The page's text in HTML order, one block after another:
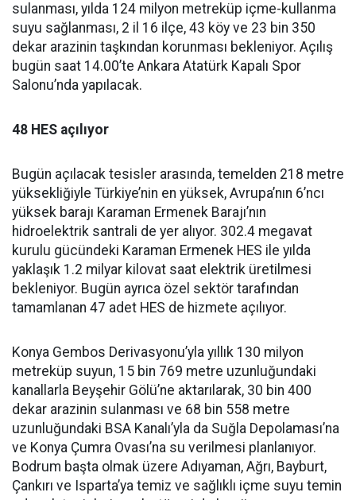
sulanması, yılda 124 milyon metreküp içme-kullanma
suyu sağlanması, 2 il 16 ilçe, 43 köy ve 23 bin 350
dekar arazinin taşkından korunması bekleniyor. Açılış
bugün saat 14.00’te Ankara Atatürk Kapalı Spor
Salonu’nda yapılacak.
48 HES açılıyor
Bugün açılacak tesisler arasında, temelden 218 metre
yüksekliğiyle Türkiye’nin en yüksek, Avrupa’nın 6’ncı
yüksek barajı Karaman Ermenek Barajı’nın
hidroelektrik santrali de yer alıyor. 302.4 megavat
kurulu gücündeki Karaman Ermenek HES ile yılda
yaklaşık 1.2 milyar kilovat saat elektrik üretilmesi
bekleniyor. Bugün ayrıca özel sektör tarafından
tamamlanan 47 adet HES de hizmete açılıyor.
Konya Gembos Derivasyonu’yla yıllık 130 milyon
metreküp suyun, 15 bin 769 metre uzunluğundaki
kanallarla Beyşehir Gölü’ne aktarılarak, 30 bin 400
dekar arazinin sulanması ve 68 bin 558 metre
uzunluğundaki BSA Kanalı’yla da Suğla Depolaması’na
ve Konya Çumra Ovası’na su verilmesi planlanıyor.
Bodrum başta olmak üzere Adıyaman, Ağrı, Bayburt,
Çankırı ve Isparta’ya temiz ve sağlıklı içme suyu temin